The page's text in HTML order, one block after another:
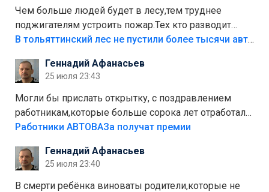
Чем больше людей будет в лесу,тем труднее
поджигателям устроить пожар.Тех кто разводит
костры,тех надо безбожно штрафовать.Камер полно
Штрафы мизерные.
В тольяттинский лес не пустили более тысячи автомобилей
Геннадий Афанасьев
25 июля 23:43
Могли бы прислать открытку, с поздравлением
работникам,которые больше сорока лет отработали
на предприятии.
Работники АВТОВАЗа получат премии
Геннадий Афанасьев
25 июля 23:40
В смерти ребёнка виноваты родители,которые не